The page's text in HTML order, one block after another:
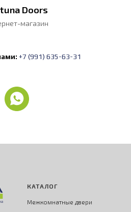
Doors
магазин
+7 (991) 635-63-31
КАТАЛОГ
Межкомнатные двери